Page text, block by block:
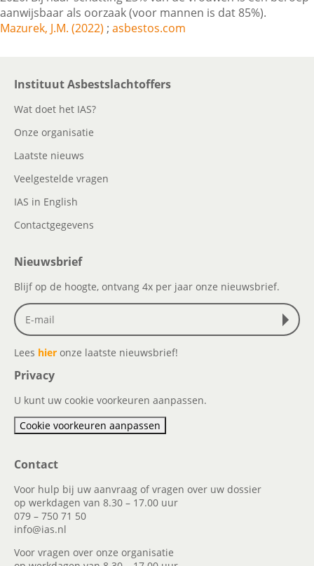
Zoeken
aanwijsbaar als oorzaak (voor mannen is dat 85%).
Mazurek, J.M. (2022) ; asbestos.com
Instituut Asbestslachtoffers
Wat doet het IAS?
Onze organisatie
Laatste nieuws
Veelgestelde vragen
IAS in English
Contactgegevens
Nieuwsbrief
Blijf op de hoogte, ontvang 4x per jaar onze nieuwsbrief.
Lees hier onze laatste nieuwsbrief!
Privacy
U kunt uw cookie voorkeuren aanpassen.
Cookie voorkeuren aanpassen
Contact
Voor hulp bij uw aanvraag of vragen over uw dossier
op werkdagen van 8.30 – 17.00 uur
079 – 750 71 50
info@ias.nl
Voor vragen over onze organisatie